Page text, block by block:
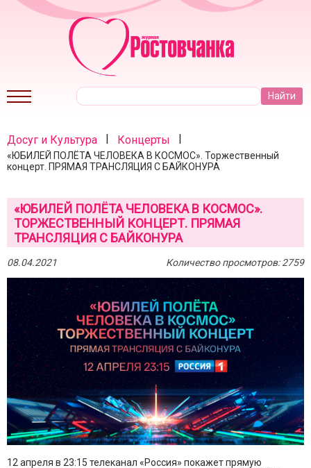
Досуг и Культура | Концерты |
«ЮБИЛЕЙ ПОЛЁТА ЧЕЛОВЕКА В КОСМОС». Торжественный
концерт. ПРЯМАЯ ТРАНСЛЯЦИЯ С БАЙКОНУРА
«ЮБИЛЕЙ ПОЛЁТА ЧЕЛОВЕКА В КОСМОС».
ТОРЖЕСТВЕННЫЙ КОНЦЕРТ. ПРЯМАЯ
ТРАНСЛЯЦИЯ С БАЙКОНУРА
08.04.2021 Количество просмотров: 2759
12 апреля в 23:15 телеканал «Россия» покажет прямую